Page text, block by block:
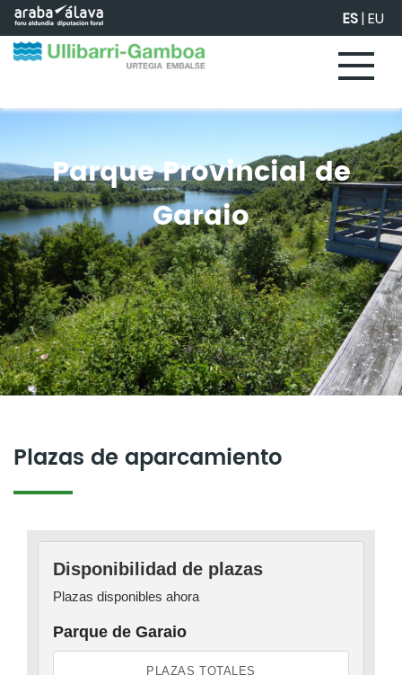
Saltar al contenido principal ES|EU
Parque Provincial de
Garaio
Plazas de aparcamiento